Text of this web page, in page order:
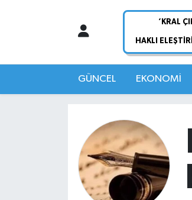
GÜNCEL EKONOMİ
Hava Durumu
Trafik Durumu
Süper Lig Puan Durumu ve Fikstür
Tüm Manşetler